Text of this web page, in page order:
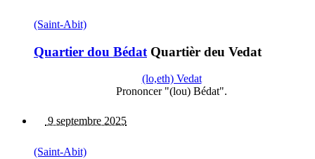
(Saint-Abit)
Quartier dou Bédat Quartièr deu Vedat
(lo,eth) Vedat
Prononcer "(lou) Bédat".
9 septembre 2025
(Saint-Abit)